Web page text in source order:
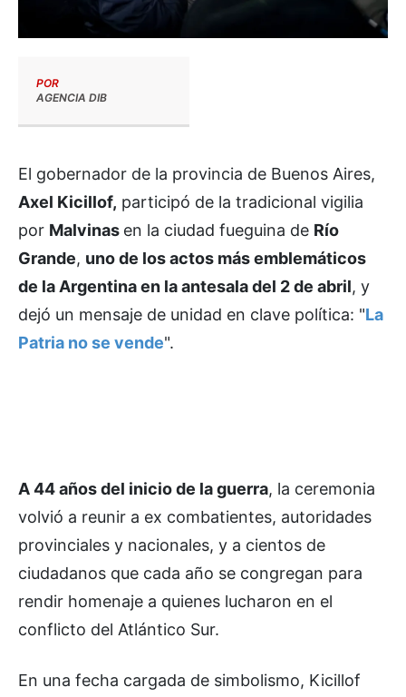
POR
AGENCIA DIB
El gobernador de la provincia de Buenos Aires,
Axel Kicillof, participó de la tradicional vigilia
por Malvinas en la ciudad fueguina de Río
Grande, uno de los actos más emblemáticos
de la Argentina en la antesala del 2 de abril, y
dejó un mensaje de unidad en clave política: "La
Patria no se vende".
A 44 años del inicio de la guerra, la ceremonia
volvió a reunir a ex combatientes, autoridades
provinciales y nacionales, y a cientos de
ciudadanos que cada año se congregan para
rendir homenaje a quienes lucharon en el
conflicto del Atlántico Sur.
En una fecha cargada de simbolismo, Kicillof